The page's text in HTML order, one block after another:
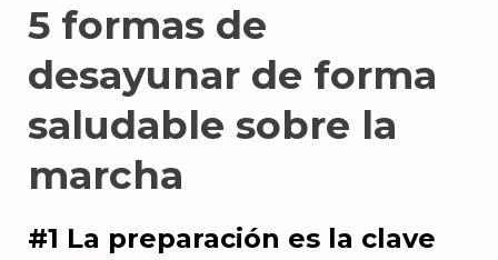
5 formas de
desayunar de forma
saludable sobre la
marcha
#1 La preparación es la clave